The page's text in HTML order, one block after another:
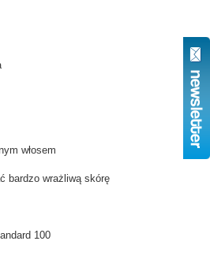
włosem
bardzo wrażliwą skórę
100